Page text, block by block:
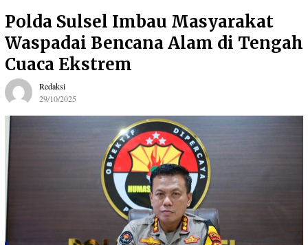
Polda Sulsel Imbau Masyarakat
Waspadai Bencana Alam di Tengah
Cuaca Ekstrem
Redaksi
29/10/2025